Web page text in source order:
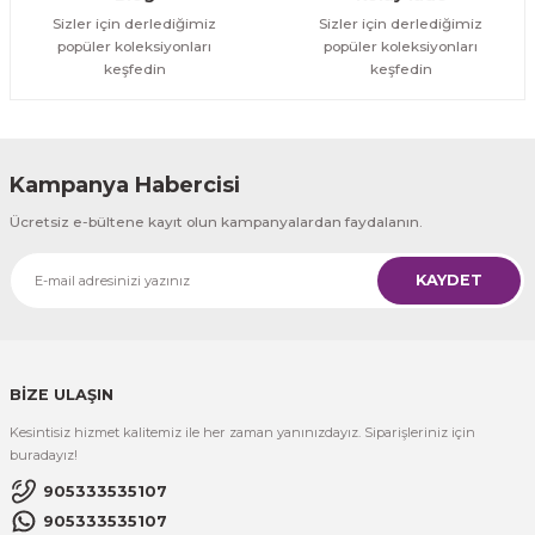
Sizler için derlediğimiz
popüler koleksiyonları
keşfedin
Sizler için derlediğimiz
popüler koleksiyonları
keşfedin
Kampanya Habercisi
Ücretsiz e-bültene kayıt olun kampanyalardan faydalanın.
KAYDET
BİZE ULAŞIN
Kesintisiz hizmet kalitemiz ile her zaman yanınızdayız. Siparişleriniz için
buradayız!
905333535107
905333535107